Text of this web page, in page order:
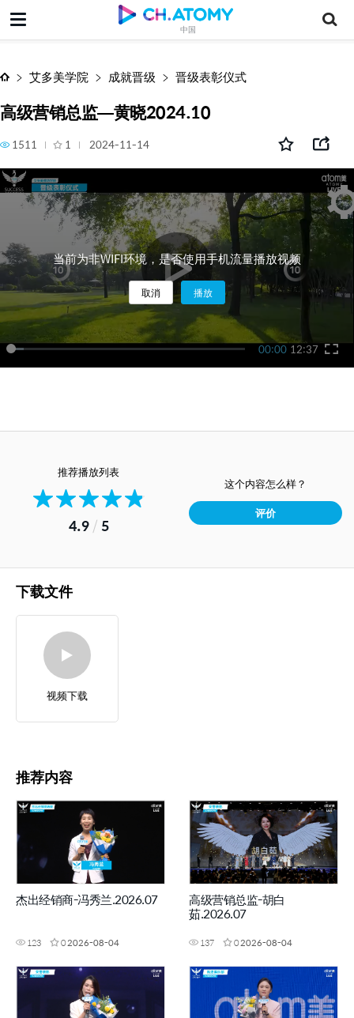
中国
高级营销总监—黄晓2024.10
艾多美学院 成就晋级 晋级表彰仪式
高级营销总监—黄晓2024.10
1511 1 2024-11-14
00:0012:37
当前为非WIFI环境，是否使用手机流量播放视频
取消 播放
推荐播放列表
4.9/ 5
这个内容怎么样？
评价
下载文件
视频下载
推荐内容
杰出经销商-冯秀兰.2026.07
123 02026-08-04
高级营销总监-胡白
茹.2026.07
137 02026-08-04